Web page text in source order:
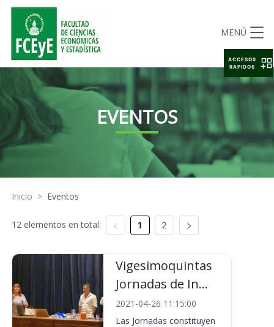
MENÚ
EVENTOS
Inicio > Eventos
12 elementos en total: 1 2
Vigesimoquintas
Jornadas de In...
2021-04-26 11:15:00
Las Jornadas constituyen
ACCESOS
RAPIDOS